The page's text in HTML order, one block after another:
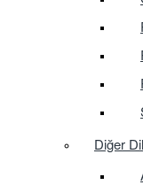
Diğer